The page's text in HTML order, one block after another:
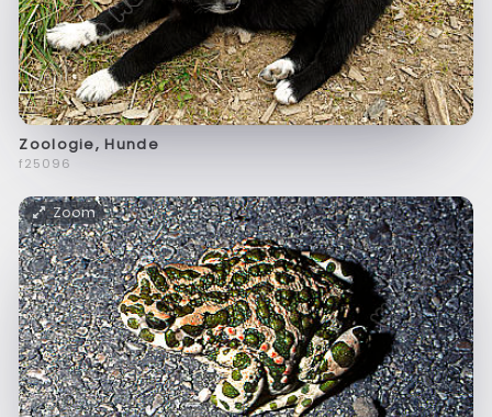
Zoologie, Hunde
f25096
Zoom